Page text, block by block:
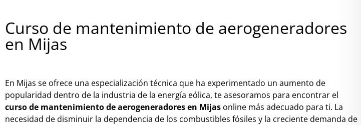
Curso de mantenimiento de aerogeneradores
en Mijas
En Mijas se ofrece una especialización técnica que ha experimentado un aumento de
popularidad dentro de la industria de la energía eólica, te asesoramos para encontrar el
curso de mantenimiento de aerogeneradores en Mijas online más adecuado para ti. La
necesidad dedisminuir la dependencia de los combustibles fósiles y la crecientedemanda de